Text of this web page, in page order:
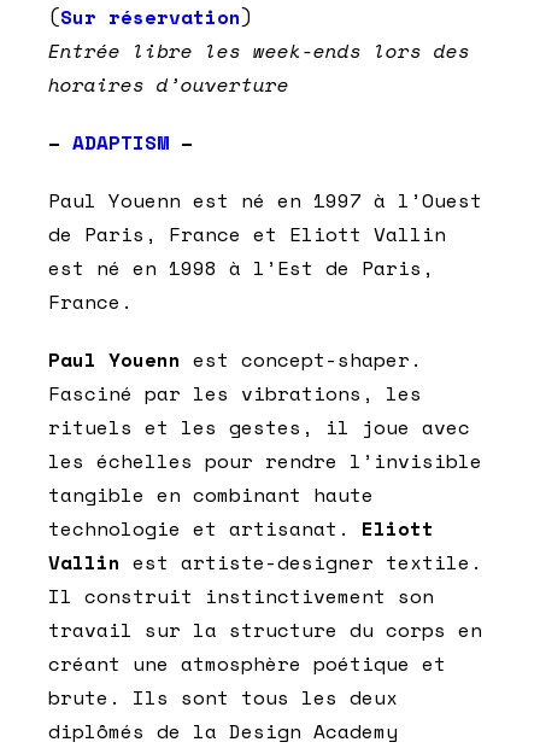
(Sur réservation)
Entrée libre les week-ends lors des
horaires d’ouverture
– ADAPTISM –
Paul Youenn est né en 1997 à l’Ouest
de Paris, France et Eliott Vallin
est né en 1998 à l’Est de Paris,
France.
Paul Youenn est concept-shaper.
Fasciné par les vibrations, les
rituels et les gestes, il joue avec
les échelles pour rendre l’invisible
tangible en combinant haute
technologie et artisanat. Eliott
Vallin est artiste-designer textile.
Il construit instinctivement son
travail sur la structure du corps en
créant une atmosphère poétique et
brute. Ils sont tous les deux
diplômés de la Design Academy